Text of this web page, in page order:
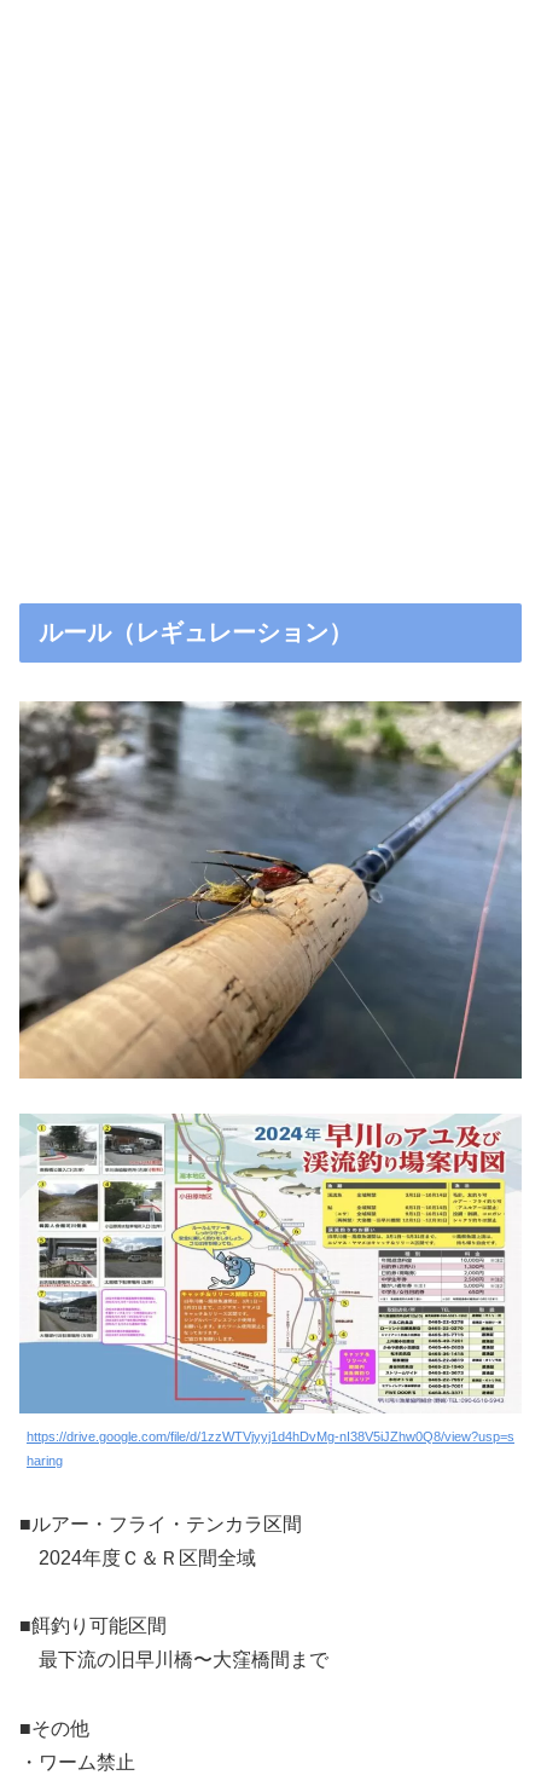
ルール（レギュレーション）
https://drive.google.com/file/d/1zzWTVjyyj1d4hDvMg-nI38V5iJZhw0Q8/view?usp=s
haring
■ルアー・フライ・テンカラ区間
2024年度Ｃ＆Ｒ区間全域
■餌釣り可能区間
最下流の旧早川橋〜大窪橋間まで
■その他
・ワーム禁止